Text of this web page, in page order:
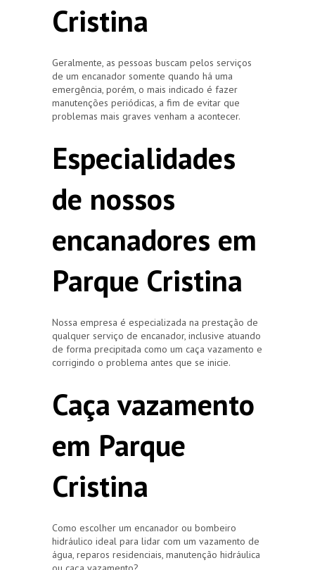
Cristina
Geralmente, as pessoas buscam pelos serviços
de um encanador somente quando há uma
emergência, porém, o mais indicado é fazer
manutenções periódicas, a fim de evitar que
problemas mais graves venham a acontecer.
Especialidades
de nossos
encanadores em
Parque Cristina
Nossa empresa é especializada na prestação de
qualquer serviço de encanador, inclusive atuando
de forma precipitada como um caça vazamento e
corrigindo o problema antes que se inicie.
Caça vazamento
em Parque
Cristina
Como escolher um encanador ou bombeiro
hidráulico ideal para lidar com um vazamento de
água, reparos residenciais, manutenção hidráulica